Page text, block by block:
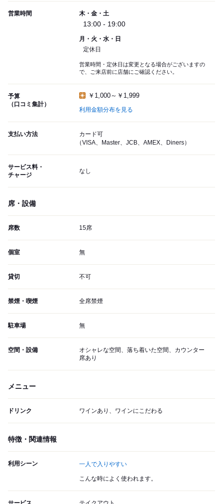
営業時間 木・金・土
13:00 - 19:00
月・火・水・日
定休日
営業時間・定休日は変更となる場合がございますの
で、ご来店前に店舗にご確認ください。
予算
（口コミ集計）
￥1,000～￥1,999
利用金額分布を見る
支払い方法
カード可
（VISA、Master、JCB、AMEX、Diners）
サービス料・
チャージ
なし
席・設備
席数 15席
個室 無
貸切 不可
禁煙・喫煙 全席禁煙
駐車場 無
空間・設備
オシャレな空間、落ち着いた空間、カウンター
席あり
メニュー
ドリンク ワインあり、ワインにこだわる
特徴・関連情報
利用シーン 一人で入りやすい
こんな時によく使われます。